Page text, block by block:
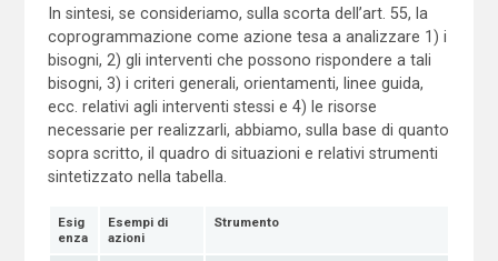
In sintesi, se consideriamo, sulla scorta dell’art. 55, la
coprogrammazione come azione tesa a analizzare 1) i
bisogni, 2) gli interventi che possono rispondere a tali
bisogni, 3) i criteri generali, orientamenti, linee guida,
ecc. relativi agli interventi stessi e 4) le risorse
necessarie per realizzarli, abbiamo, sulla base di quanto
sopra scritto, il quadro di situazioni e relativi strumenti
sintetizzato nella tabella.
Esig
enza
Esempi di
azioni
Strumento